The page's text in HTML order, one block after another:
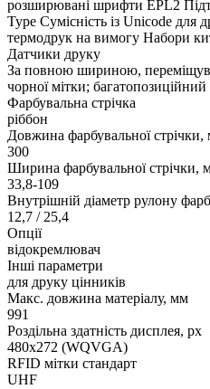
розширювані шрифти EPL2
Type Сумісність із Unicode для
термодрук на вимогу Набори
Датчики друку
За повною шириною,
чорної мітки;
Фарбувальна стрічка
ріббон
Довжина фарбувальної стрічки,
300
Ширина фарбувальної стрічки,
33,8-109
Внутрішній діаметр рулону
12,7 / 25,4
Опції
відокремлювач
Інші параметри
для друку цінників
Макс. довжина матеріалу, мм
991
Роздільна здатність дисплея, px
480х272 (WQVGA)
RFID мітки стандарт
UHF